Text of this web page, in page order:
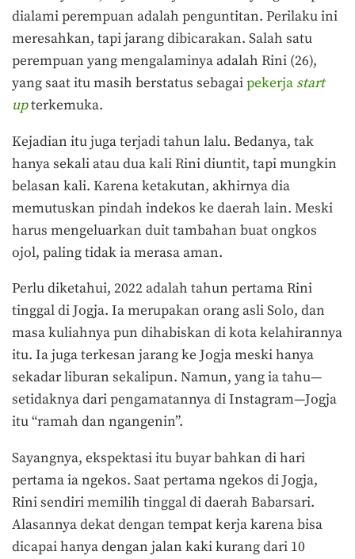
dialami perempuan adalah penguntitan. Perilaku ini
meresahkan, tapi jarang dibicarakan. Salah satu
perempuan yang mengalaminya adalah Rini (26),
yang saat itu masih berstatus sebagaipekerja start
upterkemuka.
Kejadian itu juga terjadi tahun lalu. Bedanya, tak
hanya sekali atau dua kali Rini diuntit, tapi mungkin
belasan kali. Karena ketakutan, akhirnya dia
memutuskan pindah indekos ke daerah lain. Meski
harus mengeluarkan duit tambahan buat ongkos
ojol, paling tidak ia merasa aman.
Perlu diketahui, 2022 adalah tahun pertama Rini
tinggal di Jogja. Ia merupakan orang asli Solo, dan
masa kuliahnya pun dihabiskan di kota kelahirannya
itu. Ia juga terkesan jarang ke Jogja meski hanya
sekadar liburan sekalipun. Namun, yang ia tahu—
setidaknya dari pengamatannya di Instagram—Jogja
itu “ramah dan ngangenin”.
Sayangnya, ekspektasi itu buyar bahkan di hari
pertama ia ngekos. Saat pertama ngekos di Jogja,
Rini sendiri memilih tinggal di daerah Babarsari.
Alasannya dekat dengan tempat kerja karena bisa
dicapai hanya dengan jalan kaki kurang dari 10